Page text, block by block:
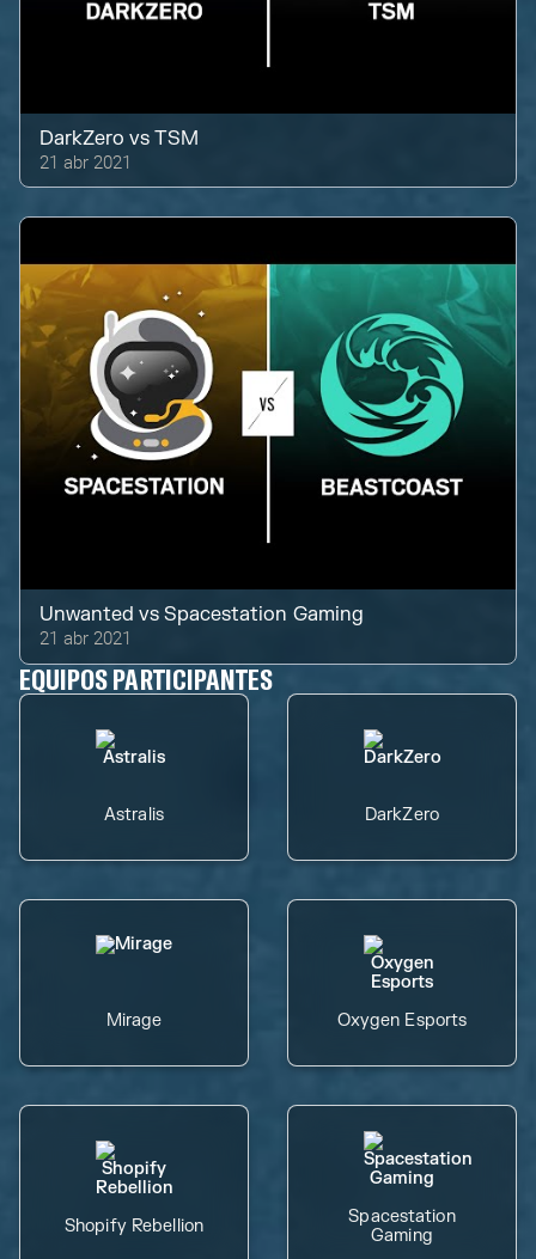
DarkZero vsTSM
21 abr 2021
Unwanted vsSpacestation Gaming
21 abr 2021
EQUIPOS PARTICIPANTES
Astralis DarkZero
Mirage Oxygen Esports
Shopify Rebellion
Spacestation
Gaming